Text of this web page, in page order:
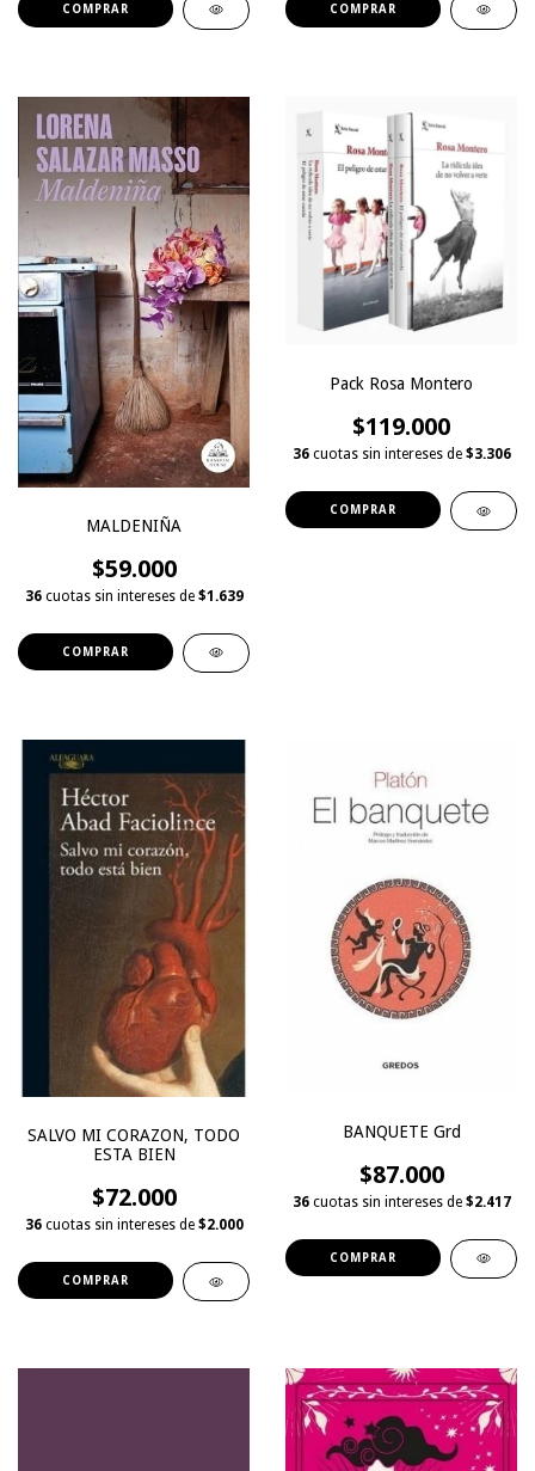
MALDENIÑA
$59.000
36 cuotas sin intereses de $1.639
Pack Rosa Montero
$119.000
36 cuotas sin intereses de $3.306
SALVO MI CORAZON, TODO
ESTA BIEN
$72.000
36 cuotas sin intereses de $2.000
BANQUETE Grd
$87.000
36 cuotas sin intereses de $2.417